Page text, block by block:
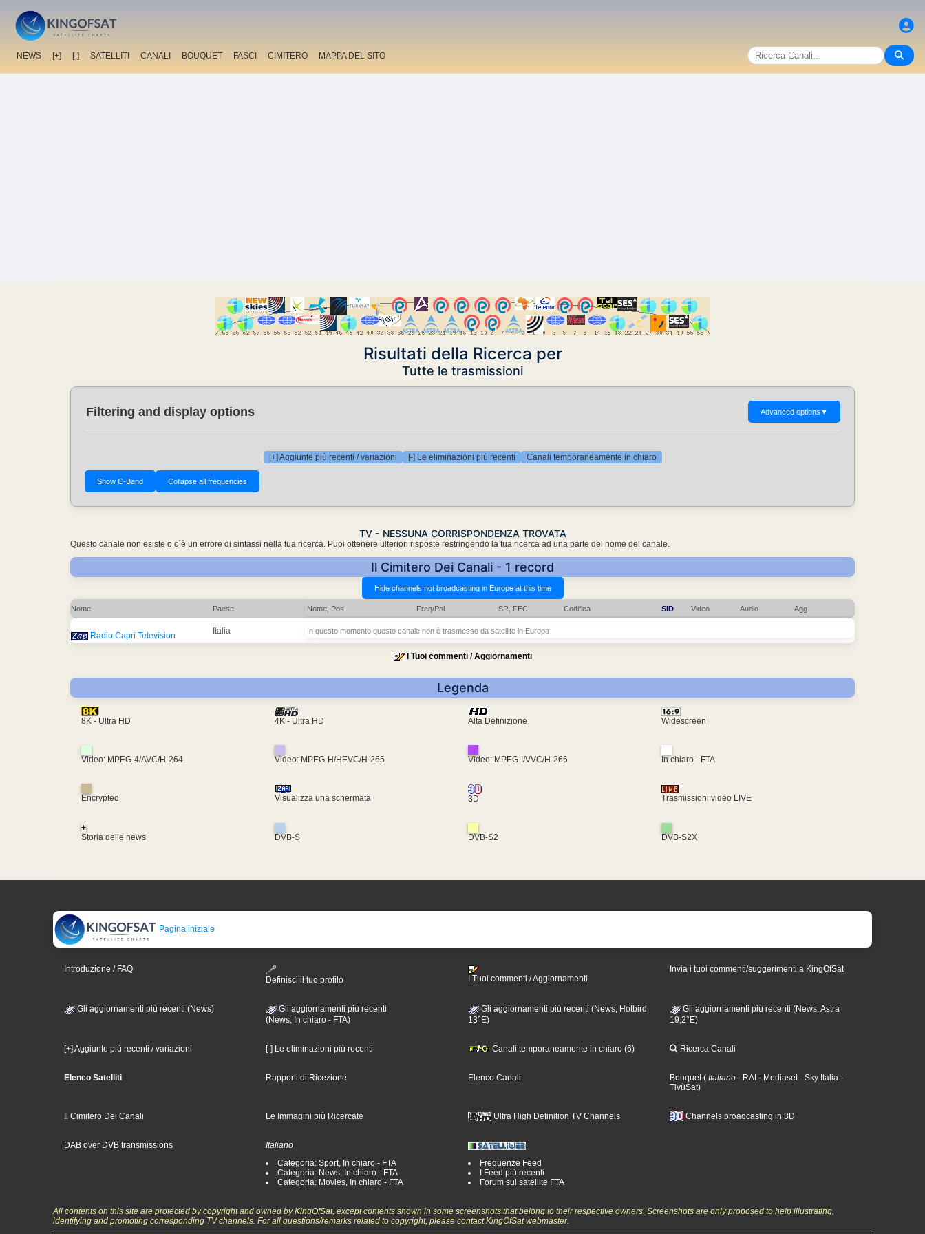
NEWS [+] [-] SATELLITI CANALI BOUQUET FASCI CIMITERO MAPPA DEL SITO
Risultati della Ricerca per
Tutte le trasmissioni
Filtering and display options Advanced options ▼
[+] Aggiunte più recenti / variazioni [-] Le eliminazioni più recenti Canali temporaneamente in chiaro
TV - NESSUNA CORRISPONDENZA TROVATA
Questo canale non esiste o c´è un errore di sintassi nella tua ricerca. Puoi ottenere ulteriori risposte restringendo la tua ricerca ad una parte del nome del canale.
Il Cimitero Dei Canali - 1 record
Nome Paese Nome, Pos. Freq/Pol SR, FEC Codifica SID Video Audio Agg.
Radio Capri Television Italia In questo momento questo canale non è trasmesso da satellite in Europa
I Tuoi commenti / Aggiornamenti
Legenda
8K - Ultra HD 4K - Ultra HD Alta Definizione Widescreen
Video: MPEG-4/AVC/H-264 Video: MPEG-H/HEVC/H-265 Video: MPEG-I/VVC/H-266 In chiaro - FTA
Encrypted Visualizza una schermata 3D Trasmissioni video LIVE
+
Storia delle news
DVB-S DVB-S2 DVB-S2X
Pagina iniziale
Introduzione / FAQ
Definisci il tuo profilo
I Tuoi commenti / Aggiornamenti
Invia i tuoi commenti/suggerimenti a KingOfSat
Gli aggiornamenti più recenti (News)
Gli aggiornamenti più recenti
(News, In chiaro - FTA)
Gli aggiornamenti più recenti (News, Hotbird
13°E)
Gli aggiornamenti più recenti (News, Astra
19,2°E)
[+] Aggiunte più recenti / variazioni [-] Le eliminazioni più recenti Canali temporaneamente in chiaro (6) Ricerca Canali
Elenco Satelliti Rapporti di Ricezione Elenco Canali Bouquet ( Italiano - RAI - Mediaset - Sky Italia -
TivùSat)
Il Cimitero Dei Canali Le Immagini più Ricercate Ultra High Definition TV Channels Channels broadcasting in 3D
DAB over DVB transmissions
Italiano
Categoria: Sport, In chiaro - FTA
Categoria: News, In chiaro - FTA
Categoria: Movies, In chiaro - FTA
Frequenze Feed
I Feed più recenti
Forum sul satellite FTA
All contents on this site are protected by copyright and owned by KingOfSat, except contents shown in some screenshots that belong to their respective owners. Screenshots are only proposed to help illustrating,
identifying and promoting corresponding TV channels. For all questions/remarks related to copyright, please contact KingOfSat webmaster.